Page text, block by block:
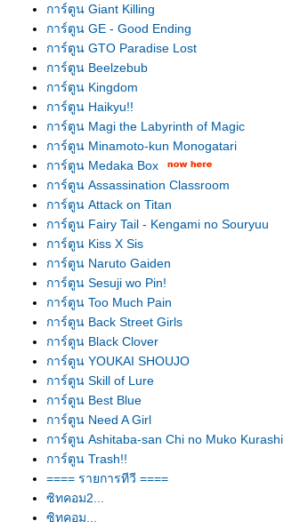
การ์ตูน Giant Killing
การ์ตูน GE - Good Ending
การ์ตูน GTO Paradise Lost
การ์ตูน Beelzebub
การ์ตูน Kingdom
การ์ตูน Haikyu!!
การ์ตูน Magi the Labyrinth of Magic
การ์ตูน Minamoto-kun Monogatari
การ์ตูน Medaka Box
การ์ตูน Assassination Classroom
การ์ตูน Attack on Titan
การ์ตูน Fairy Tail - Kengami no Souryuu
การ์ตูน Kiss X Sis
การ์ตูน Naruto Gaiden
การ์ตูน Sesuji wo Pin!
การ์ตูน Too Much Pain
การ์ตูน Back Street Girls
การ์ตูน Black Clover
การ์ตูน YOUKAI SHOUJO
การ์ตูน Skill of Lure
การ์ตูน Best Blue
การ์ตูน Need A Girl
การ์ตูน Ashitaba-san Chi no Muko Kurashi
การ์ตูน Trash!!
==== รายการทีวี ====
ซิทคอม2...
ซิทคอม...